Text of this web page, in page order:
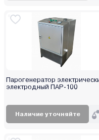
Парогенератор
электродный ПАР-100
Наличие уточняйте